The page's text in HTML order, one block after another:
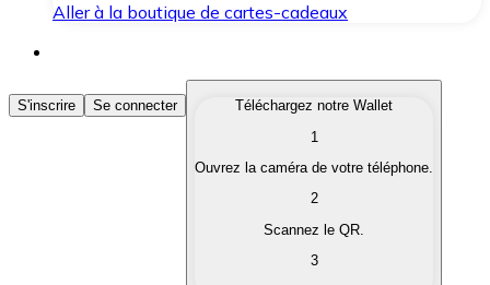
Aller à la boutique de cartes-cadeaux
Acheter des Cryptomonnaies
Achetez les cryptomonnaies qui vous intéressent
Convertissez vos cryptomonnaies en monnaie
S'inscrire Se connecter
Téléchargez notre Wallet
1
Ouvrez la caméra de votre téléphone.
2
Scannez le QR.
3